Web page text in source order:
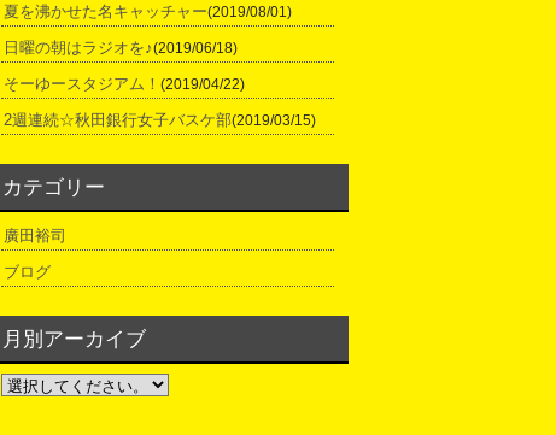
夏を沸かせた名キャッチャー(2019/08/01)
日曜の朝はラジオを♪(2019/06/18)
そーゆースタジアム！ (2019/04/22)
2週連続☆秋田銀行女子バスケ部(2019/03/15)
カテゴリー
廣田裕司
ブログ
月別アーカイブ